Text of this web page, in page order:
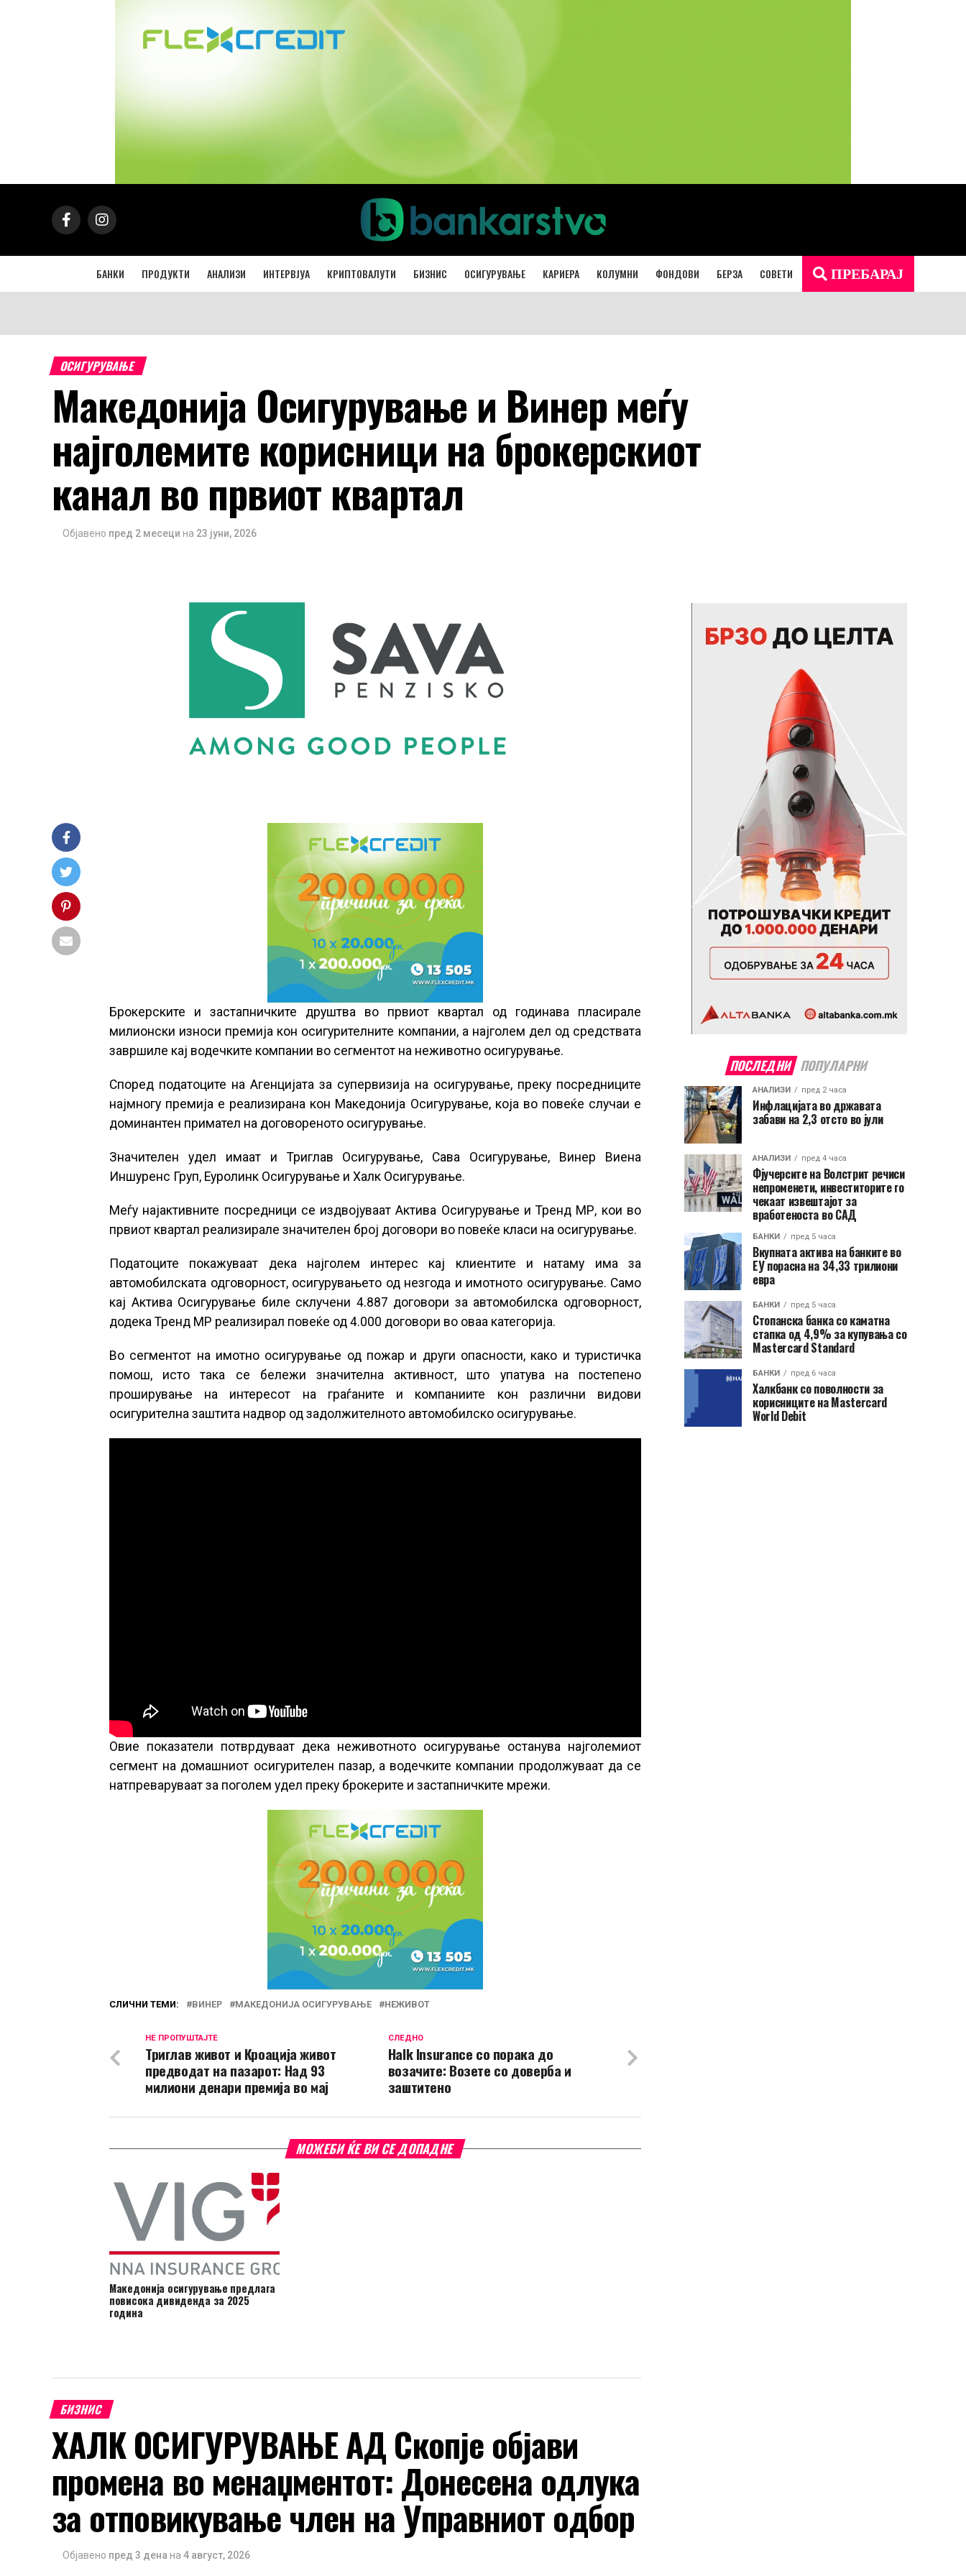
БАНКИ ПРОДУКТИ АНАЛИЗИ ИНТЕРВЈУА КРИПТОВАЛУТИ БИЗНИС ОСИГУРУВАЊЕ КАРИЕРА КОЛУМНИ ФОНДОВИ БЕРЗА СОВЕТИ ПРЕБАРАЈ
ОСИГУРУВАЊЕ
Македонија Осигурување и Винер меѓу
најголемите корисници на брокерскиот
канал во првиот квартал
Објавено пред 2 месеци на 23 јуни, 2026
Брокерските и застапничките друштва во првиот квартал од годинава пласирале
милионски износи премија кон осигурителните компании, а најголем дел од средствата
завршиле кај водечките компании во сегментот на неживотно осигурување.
Според податоците на Агенцијата за супервизија на осигурување, преку посредниците
најмногу премија е реализирана кон Македонија Осигурување, која во повеќе случаи е
доминантен примател на договореното осигурување.
Значителен удел имаат и Триглав Осигурување, Сава Осигурување, Винер Виена
Иншуренс Груп, Еуролинк Осигурување и Халк Осигурување.
Меѓу најактивните посредници се издвојуваат Актива Осигурување и Тренд МР, кои во
првиот квартал реализирале значителен број договори во повеќе класи на осигурување.
Податоците покажуваат дека најголем интерес кај клиентите и натаму има за
автомобилската одговорност, осигурувањето од незгода и имотното осигурување. Само
кај Актива Осигурување биле склучени 4.887 договори за автомобилска одговорност,
додека Тренд МР реализирал повеќе од 4.000 договори во оваа категорија.
Во сегментот на имотно осигурување од пожар и други опасности, како и туристичка
помош, исто така се бележи значителна активност, што упатува на постепено
проширување на интересот на граѓаните и компаниите кон различни видови
осигурителна заштита надвор од задолжителното автомобилско осигурување.
Овие показатели потврдуваат дека неживотното осигурување останува најголемиот
сегмент на домашниот осигурителен пазар, а водечките компании продолжуваат да се
натпреваруваат за поголем удел преку брокерите и застапничките мрежи.
СЛИЧНИ ТЕМИ: ВИНЕР МАКЕДОНИЈА ОСИГУРУВАЊЕ НЕЖИВОТ
СЛЕДНО
Halk Insurance со порака до
возачите: Возете со доверба и
заштитено
НЕ ПРОПУШТАЈТЕ
Триглав живот и Кроација живот
предводат на пазарот: Над 93
милиони денари премија во мај
МОЖЕБИ ЌЕ ВИ СЕ ДОПАДНЕ
Македонија осигурување предлага
повисока дивиденда за 2025
година
БИЗНИС
ХАЛК ОСИГУРУВАЊЕ АД Скопје објави
промена во менаџментот: Донесена одлука
за отповикување член на Управниот одбор
Објавено пред 3 дена на 4 август, 2026
ПОСЛЕДНИ ПОПУЛАРНИ
АНАЛИЗИ пред 2 часа
Инфлацијата во државата
забави на 2,3 отсто во јули
АНАЛИЗИ пред 4 часа
Фјучерсите на Волстрит речиси
непроменети, инвеститорите го
чекаат извештајот за
вработеноста во САД
БАНКИ пред 5 часа
Вкупната актива на банките во
ЕУ порасна на 34,33 трилиони
евра
БАНКИ пред 5 часа
Стопанска банка со каматна
стапка од 4,9% за купувања со
Mastercard Standard
БАНКИ пред 6 часа
Халкбанк со поволности за
корисниците на Mastercard
World Debit